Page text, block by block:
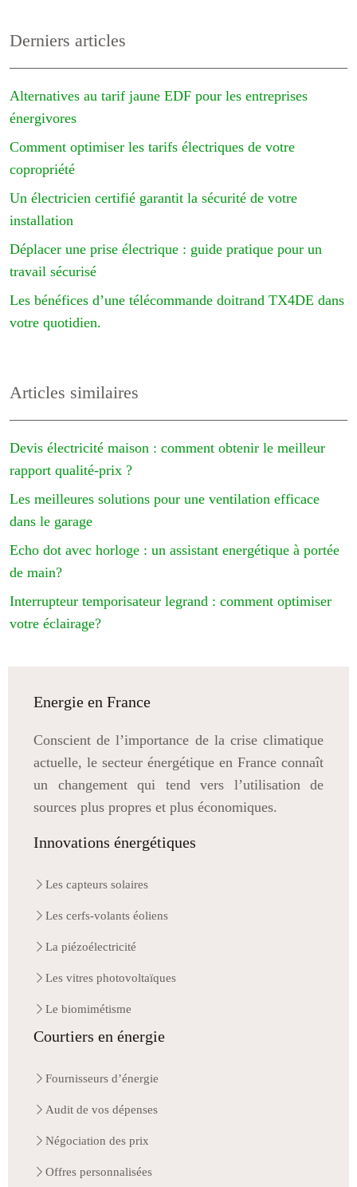
Derniers articles
Alternatives au tarif jaune EDF pour les entreprises
énergivores
Comment optimiser les tarifs électriques de votre
copropriété
Un électricien certifié garantit la sécurité de votre
installation
Déplacer une prise électrique : guide pratique pour un
travail sécurisé
Les bénéfices d’une télécommande doitrand TX4DE dans
votre quotidien.
Articles similaires
Devis électricité maison : comment obtenir le meilleur
rapport qualité-prix ?
Les meilleures solutions pour une ventilation efficace
dans le garage
Echo dot avec horloge : un assistant energétique à portée
de main?
Interrupteur temporisateur legrand : comment optimiser
votre éclairage?
Energie en France
Conscient de l’importance de la crise climatique
actuelle, le secteur énergétique en France connaît
un changement qui tend vers l’utilisation de
sources plus propres et plus économiques.
Innovations énergétiques
Les capteurs solaires
Les cerfs-volants éoliens
La piézoélectricité
Les vitres photovoltaïques
Le biomimétisme
Courtiers en énergie
Fournisseurs d’énergie
Audit de vos dépenses
Négociation des prix
Offres personnalisées